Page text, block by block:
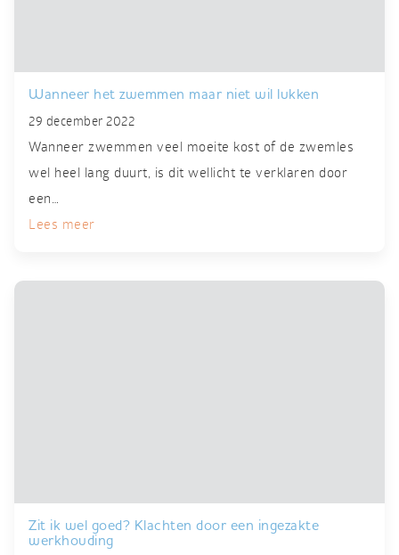
Wanneer het zwemmen maar niet wil lukken
29 december 2022
Wanneer zwemmen veel moeite kost of de zwemles
wel heel lang duurt, is dit wellicht te verklaren door
een…
Lees meer
Zit ik wel goed? Klachten door een ingezakte
werkhouding